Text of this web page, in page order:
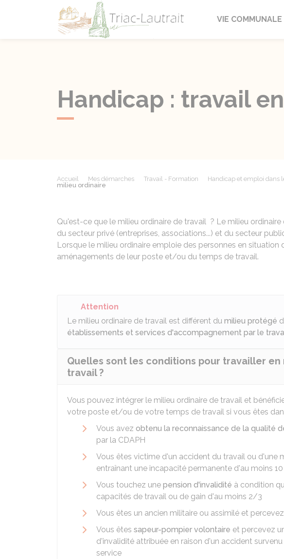
Triac-Lautrait
VIE
Handicap : travail
Accueil Mes démarches Travail - Formation Handicap et emploi dans
milieu ordinaire
Qu'est-ce que le milieu ordinaire de travail ? Le milieu
du secteur privé (entreprises, associations...) et du secteur
Lorsque le milieu ordinaire emploie des personnes en situation
aménagements de leur poste et/ou du temps de travail.
Attention
Le milieu ordinaire de travail est différent du milieu protégé
établissements et services d'accompagnement par le
Quelles sont les conditions pour travailler
travail ?
Vous pouvez intégrer le milieu ordinaire de travail et
votre poste et/ou de votre temps de travail si vous êtes
Vous avez obtenu la reconnaissance de la qualité
par la CDAPH
Vous êtes victime d'un accident du travail ou d'une
entraînant une incapacité permanente d'au moins 10
Vous touchez une pension d'invalidité à condition
capacités de travail ou de gain d'au moins 2/3
Vous êtes un ancien militaire ou assimilé et
Vous êtes sapeur-pompier volontaire et percevez
d'invalidité attribuée en raison d'un accident
service